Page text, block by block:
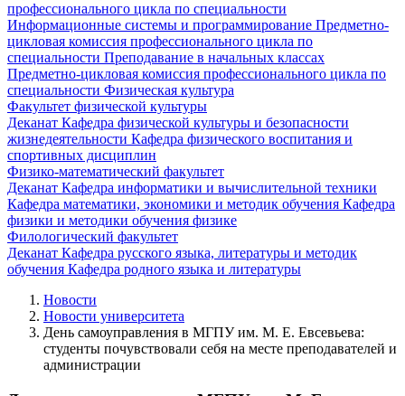
профессионального цикла по специальности
Информационные системы и программирование Предметно-
цикловая комиссия профессионального цикла по
специальности Преподавание в начальных классах
Предметно-цикловая комиссия профессионального цикла по
специальности Физическая культура
Факультет физической культуры
Деканат Кафедра физической культуры и безопасности
жизнедеятельности Кафедра физического воспитания и
спортивных дисциплин
Физико-математический факультет
Деканат Кафедра информатики и вычислительной техники
Кафедра математики, экономики и методик обучения Кафедра
физики и методики обучения физике
Филологический факультет
Деканат Кафедра русского языка, литературы и методик
обучения Кафедра родного языка и литературы
Новости
Новости университета
День самоуправления в МГПУ им. М. Е. Евсевьева:
студенты почувствовали себя на месте преподавателей и
администрации